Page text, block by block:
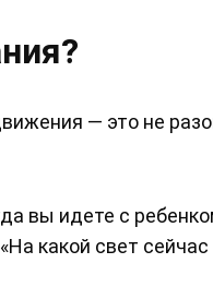
— это не
вы идете с
какой свет